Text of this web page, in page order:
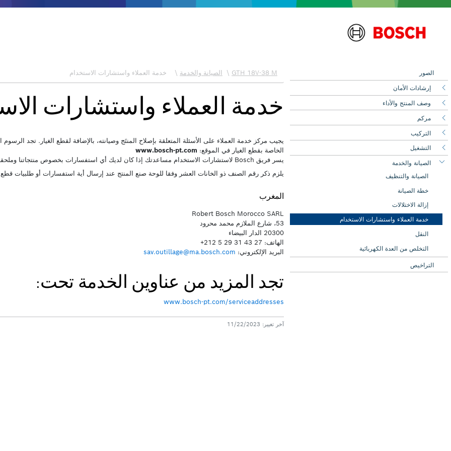
الصور
إرشادات الأمان
وصف المنتج والأداء
مركم
التركيب
التشغيل
الصيانة والخدمة
الصيانة والتنظيف
خطة الصيانة
إزالة الاختلالات
خدمة العملاء واستشارات الاستخدام
النقل
التخلص من العدة الكهربائية
التراخيص